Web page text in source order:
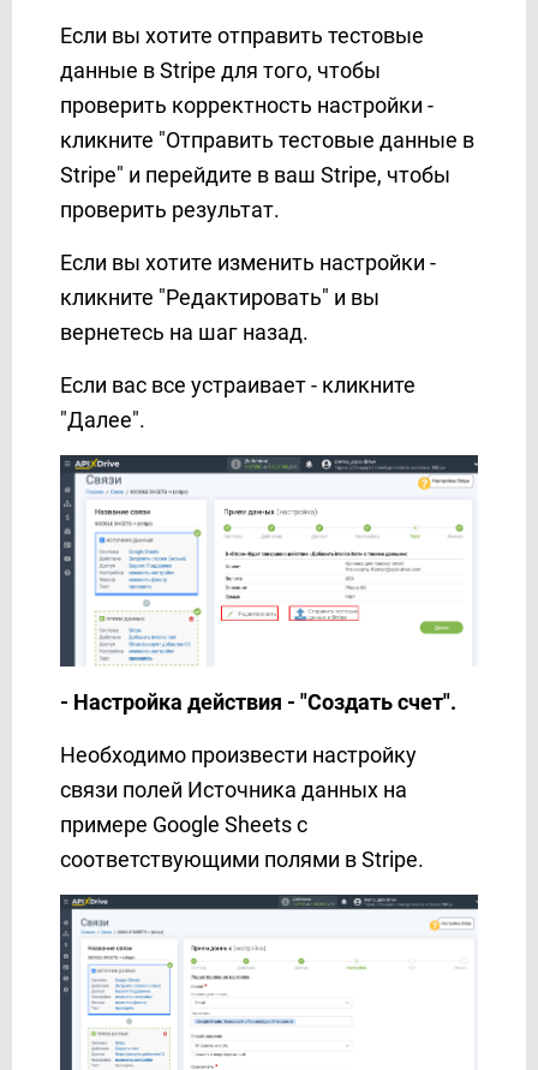
Если вы хотите отправить тестовые
данные в Stripe для того, чтобы
проверить корректность настройки -
кликните "Отправить тестовые данные в
Stripe" и перейдите в ваш Stripe, чтобы
проверить результат.
Если вы хотите изменить настройки -
кликните "Редактировать" и вы
вернетесь на шаг назад.
Если вас все устраивает - кликните
"Далее".
- Настройка действия - "Создать счет".
Необходимо произвести настройку
связи полей Источника данных на
примере Google Sheets с
соответствующими полями в Stripe.